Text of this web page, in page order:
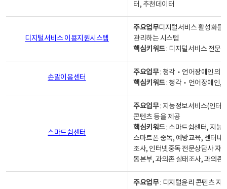
터, 추천데이터
디지털서비스 이용지원시스템
주요업무디지털서비스 활성화를
관리하는 시스템
핵심키워드: 디지털서비스 전문
손말이음센터
주요업무: 청각‧언어장애인의
핵심키워드: 청각‧언어장애인,
스마트쉼센터
주요업무: 지능정보서비스(인터
콘텐츠 등을 제공
핵심키워드: 스마트쉼센터, 지능
스마트폰 중독, 예방교육, 센터내
조사, 인터넷중독 전문상담사 자
동본부, 과의존 실태조사, 과의존
주요업무: 디지털윤리 콘텐츠 지